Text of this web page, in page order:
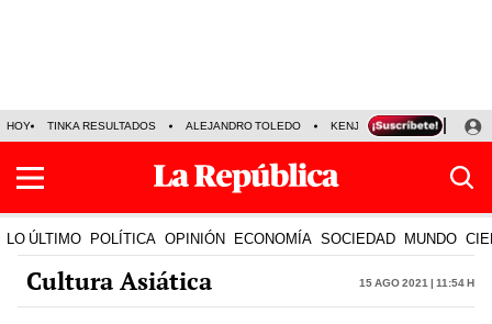
HOY TINKA RESULTADOS ALEJANDRO TOLEDO KENJI FUJIMORI
LO ÚLTIMO POLÍTICA OPINIÓN ECONOMÍA SOCIEDAD MUNDO
Cultura Asiática 15 Ago 2021 | 11:54 h